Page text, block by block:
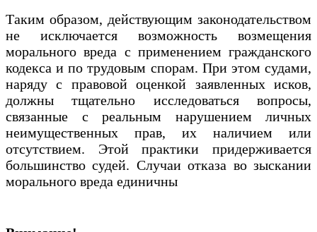
Таким образом, действующим законодательством
не исключается возможность возмещения
морального вреда с применением гражданского
кодекса и по трудовым спорам. При этом судами,
наряду с правовой оценкой заявленных исков,
должны тщательно исследоваться вопросы,
связанные с реальным нарушением личных
неимущественных прав, их наличием или
отсутствием. Этой практики придерживается
большинство судей. Случаи отказа во зыскании
морального вреда единичны